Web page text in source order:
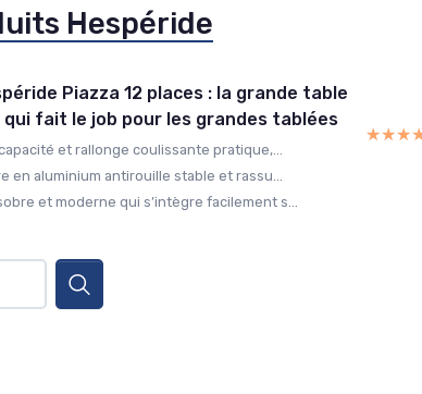
Hespéride
Piazza 12 places : la grande table
qui fait le job pour les grandes tablées
et rallonge coulissante pratique,...
en aluminium antirouille stable et rassu...
et moderne qui s’intègre facilement s...